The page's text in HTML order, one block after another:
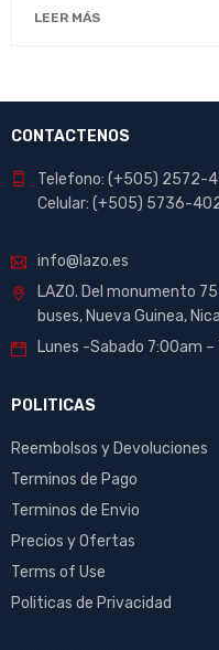
LEER MÁS
CONTACTENOS
Telefono: (+505) 2572-
Celular: (+505) 5736-
info@lazo.es
LAZO. Del monumento
buses, Nueva Guinea,
Lunes -Sabado 7:00am
POLITICAS
Reembolsos y Devoluciones
Terminos de Pago
Terminos de Envio
Precios y Ofertas
Terms of Use
Politicas de Privacidad